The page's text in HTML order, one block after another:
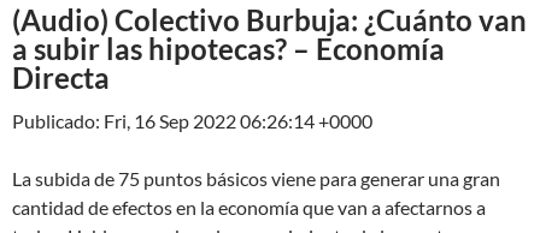
(Audio) Colectivo Burbuja: ¿Cuánto van
a subir las hipotecas? – Economía
Directa
Publicado: Fri, 16 Sep 2022 06:26:14 +0000
La subida de 75 puntos básicos viene para generar una gran
cantidad de efectos en la economía que van a afectarnos a